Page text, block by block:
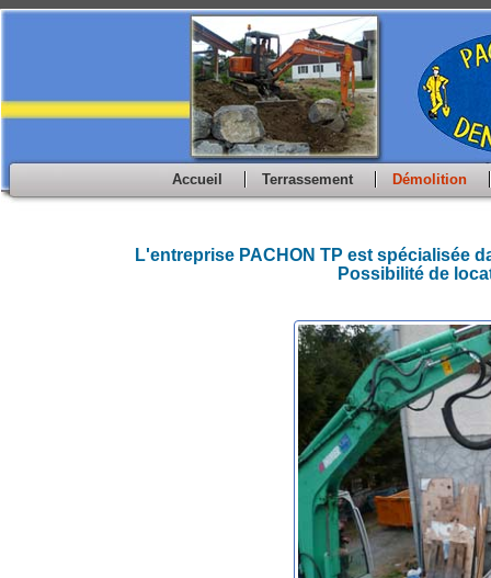
Accueil Terrassement Démolition
L'entreprise PACHON TP est spécialisée
Possibilité de